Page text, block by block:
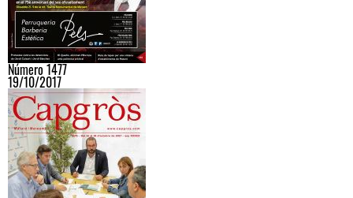
Número 1477
19/10/2017